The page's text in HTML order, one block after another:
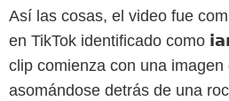
Así las cosas, el video fue
en TikTok identificado como
clip comienza con una
asomándose detrás de una